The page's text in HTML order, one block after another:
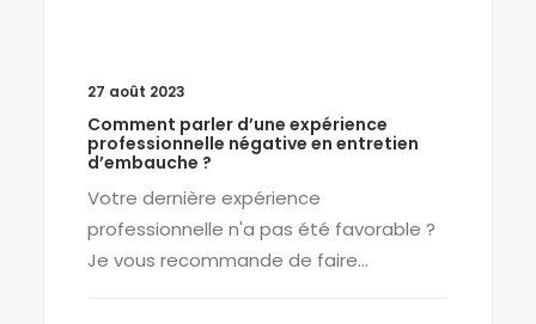
27 août 2023
Comment parler d’une expérience
professionnelle négative en entretien
d’embauche ?
Votre dernière expérience
professionnelle n'a pas été favorable ?
Je vous recommande de faire…